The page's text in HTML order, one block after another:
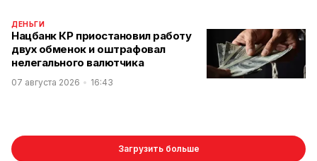
ДЕНЬГИ
Нацбанк КР приостановил работу
двух обменок и оштрафовал
нелегального валютчика
07 августа 2026 16:43
Загрузить больше